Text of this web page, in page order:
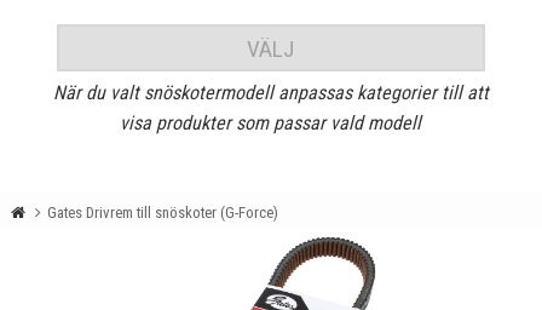
VÄLJ
När du valt snöskotermodell anpassas kategorier till att
visa produkter som passar vald modell
Gates Drivrem till snöskoter (G-Force)